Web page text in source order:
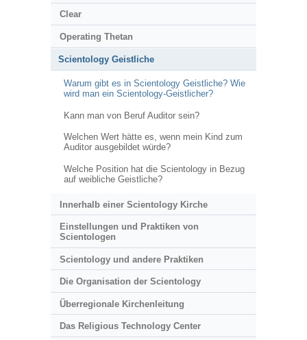
Clear
Operating Thetan
Scientology Geistliche
Warum gibt es in Scientology Geistliche? Wie
wird man ein Scientology-Geistlicher?
Kann man von Beruf Auditor sein?
Welchen Wert hätte es, wenn mein Kind zum
Auditor ausgebildet würde?
Welche Position hat die Scientology in Bezug
auf weibliche Geistliche?
Innerhalb einer Scientology Kirche
Einstellungen und Praktiken von
Scientologen
Scientology und andere Praktiken
Die Organisation der Scientology
Überregionale Kirchenleitung
Das Religious Technology Center